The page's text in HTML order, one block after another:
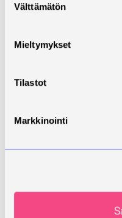
valinta
Välttämätön
Mieltymykset
Tilastot
Markkinointi
Kiinnostuitko